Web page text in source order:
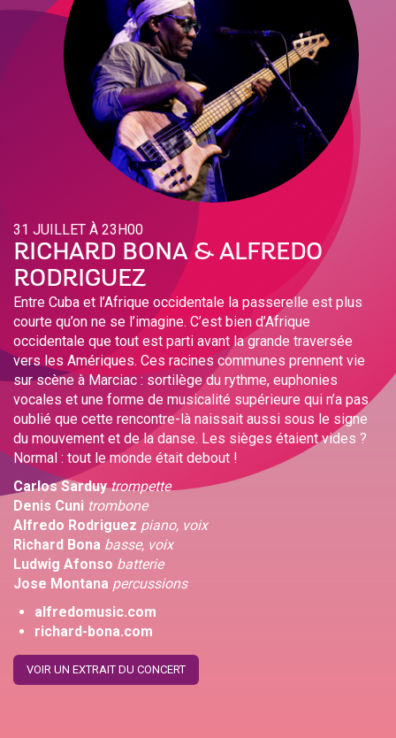
31 JUILLET À 23H00
RICHARD BONA & ALFREDO
RODRIGUEZ
Entre Cuba et l’Afrique occidentale la passerelle est plus
courte qu’on ne se l’imagine. C’est bien d’Afrique
occidentale que tout est parti avant la grande traversée
vers les Amériques. Ces racines communes prennent vie
sur scène à Marciac : sortilège du rythme, euphonies
vocales et une forme de musicalité supérieure qui n’a pas
oublié que cette rencontre-là naissait aussi sous le signe
du mouvement et de la danse. Les sièges étaient vides ?
Normal : tout le monde était debout !
Carlos Sarduy trompette
Denis Cuni trombone
Alfredo Rodriguez piano, voix
Richard Bona basse, voix
Ludwig Afonso batterie
Jose Montana percussions
alfredomusic.com
richard-bona.com
VOIR UN EXTRAIT DU CONCERT